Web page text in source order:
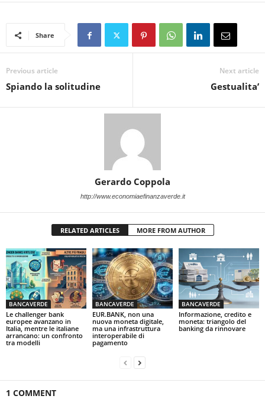
Share
Previous article
Spiando la solitudine
Next article
Gestualita’
Gerardo Coppola
http://www.economiaefinanzaverde.it
RELATED ARTICLES MORE FROM AUTHOR
BANCAVERDE
Le challenger bank
europee avanzano in
Italia, mentre le italiane
arrancano: un confronto
tra modelli
BANCAVERDE
EUR.BANK, non una
nuova moneta digitale,
ma una infrastruttura
interoperabile di
pagamento
BANCAVERDE
Informazione, credito e
moneta: triangolo del
banking da rinnovare
1 COMMENT